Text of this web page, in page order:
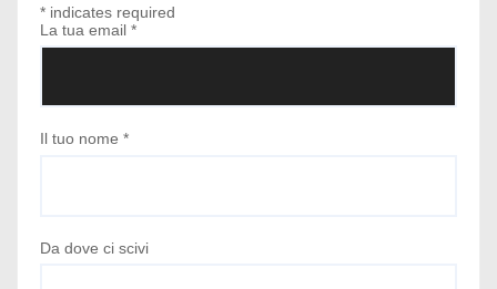
* indicates required
La tua email *
Il tuo nome *
Da dove ci scivi